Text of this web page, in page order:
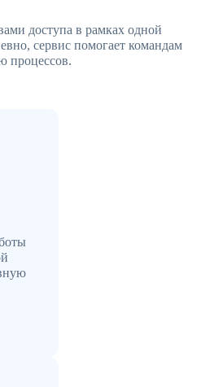
доступа в рамках одной
сервис помогает командам
процессов.